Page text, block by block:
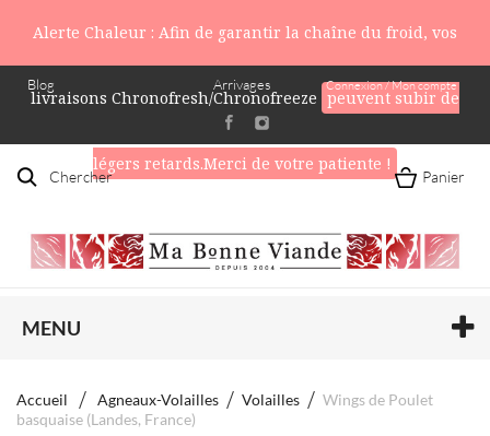
Alerte Chaleur : Afin de garantir la chaîne du froid, vos
livraisons Chronofresh/Chronofreeze peuvent subir de
légers retards.Merci de votre patiente !
Blog Connexion / Mon compte
Arrivages
Chercher Panier
MENU
Accueil Agneaux-Volailles Volailles
Wings de Poulet
basquaise (Landes, France)